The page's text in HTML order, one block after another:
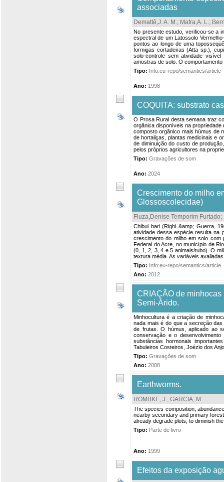
associadas
Demattê,J. A. M.; Mafra,A. L.;
No presente estudo, verificou-se a
espectral de um Latossolo
pontos ao longo de uma
formigas cortadeiras (Atta sp.),
solo-controle sem atividade
amostras de solo. O
Tipo: Info:eu-repo/semantics/article
Ano: 1998
COQUITA: substrato
O Prosa Rural desta semana traz
orgânica disponíveis na
composto orgânico mais húmus de
de hortaliças, plantas medicinais e
de diminuição do custo de
pelos próprios agricultores na
Tipo: Gravações de som
Ano: 2024
Crescimento do milho
Glossoscolecidae)
Fiuza,Denise Temporim Furtado;
Chibui bari (Righi &amp; Guerra,
atividade dessa espécie resulta na
crescimento do milho em solo com
Federal do Acre, no município de
(0, 1, 2, 3, 4 e 5 animais/tubo). O
textura média. As variáveis
Tipo: Info:eu-repo/semantics/article
Ano: 2012
CRIAÇÃO de
Semi-Árido.
Minhocultura é a criação de
nada mais é do que a secreção
de frutas. O húmus, aplicado ao
conservação e o
substâncias hormonais
Tabuleiros Costeiros, Joézio dos
Tipo: Gravações de som
Ano: 2008
Earthworms.
ROMBKE, J.; GARCIA, M..
The species composition,
nearby secondary and primary
already degrade plots, to diminish
Tipo: Parte de livro
Ano: 1999
Efeitos da exposição